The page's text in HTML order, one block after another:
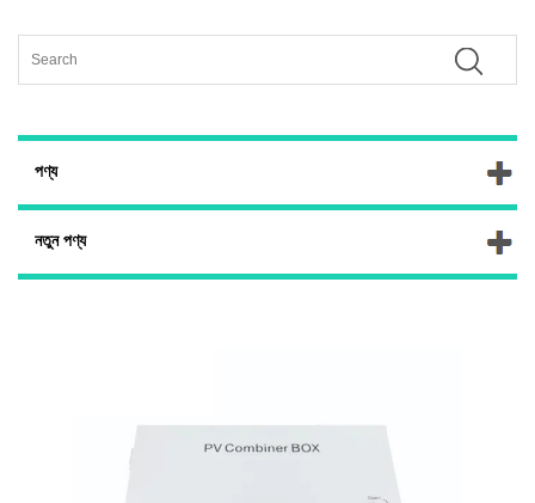
পণ্য
নতুন পণ্য